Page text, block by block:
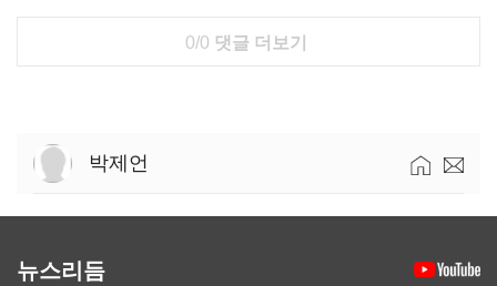
0/0 댓글 더보기
박제언
뉴스리듬